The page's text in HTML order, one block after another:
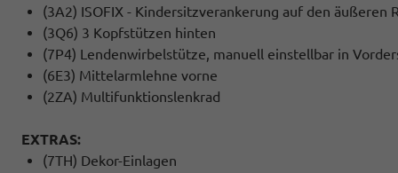
(3A2) ISOFIX - Kindersitzverankerung auf den äußeren
(3Q6) 3 Kopfstützen hinten
(7P4) Lendenwirbelstütze, manuell einstellbar in
(6E3) Mittelarmlehne vorne
(2ZA) Multifunktionslenkrad
EXTRAS:
(7TH) Dekor-Einlagen